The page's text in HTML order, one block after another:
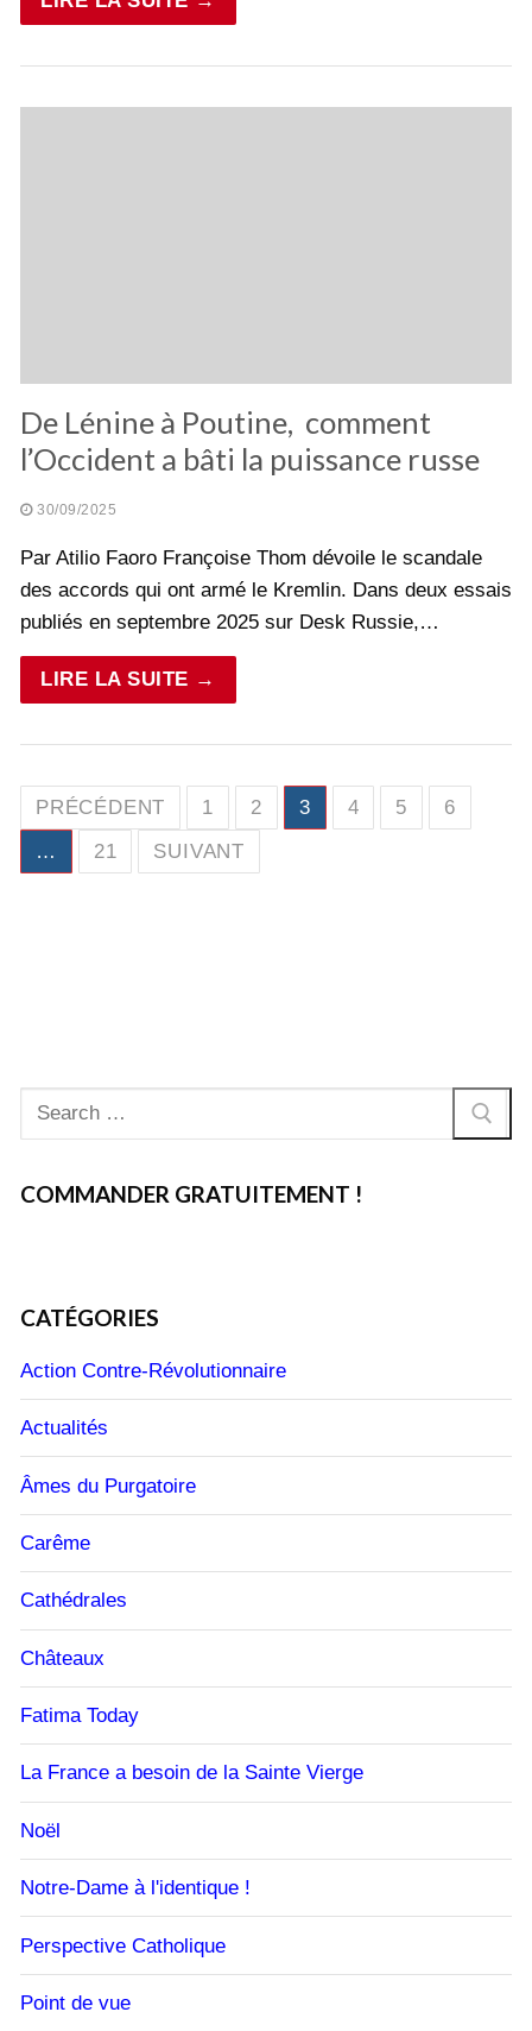
De Lénine à Poutine, comment
l’Occident a bâti la puissance russe
30/09/2025
Par Atilio Faoro Françoise Thom dévoile le scandale
des accords qui ont armé le Kremlin. Dans deux essais
publiés en septembre 2025 sur Desk Russie,…
LIRE LA SUITE →
Pagination
des
publications
PRÉCÉDENT 1 2 3 4 5
6
…
21 SUIVANT
Rechercher
:
COMMANDER GRATUITEMENT !
CATÉGORIES
Action Contre-Révolutionnaire
Actualités
Âmes du Purgatoire
Carême
Cathédrales
Châteaux
Fatima Today
La France a besoin de la Sainte Vierge
Noël
Notre-Dame à l'identique !
Perspective Catholique
Point de vue